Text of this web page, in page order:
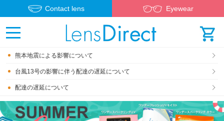
Contact lens Eyewear
熊本地震による影響について
台風13号の影響に伴う配達の遅延について
配達の遅延について